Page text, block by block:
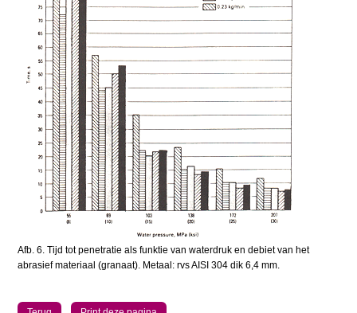
Afb. 6. Tijd tot penetratie als funktie van waterdruk en debiet van het
abrasief materiaal (granaat). Metaal: rvs AISI 304 dik 6,4 mm.